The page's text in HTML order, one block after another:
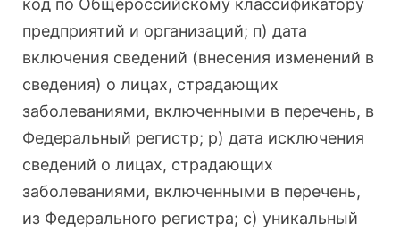
код по Общероссийскому классификатору
предприятий и организаций; п) дата
включения сведений (внесения изменений в
сведения) о лицах, страдающих
заболеваниями, включенными в перечень, в
Федеральный регистр; р) дата исключения
сведений о лицах, страдающих
заболеваниями, включенными в перечень,
из Федерального регистра; с) уникальный